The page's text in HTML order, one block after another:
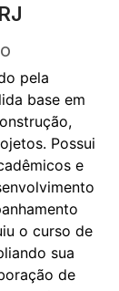
pela
base em
Possui
e
o curso de
sua
de